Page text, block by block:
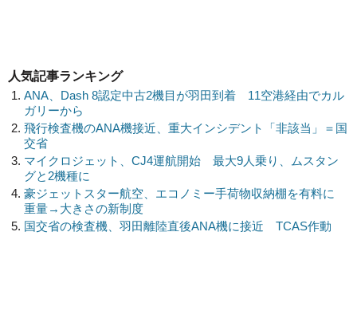
人気記事ランキング
ANA、Dash 8認定中古2機目が羽田到着 11空港経由でカル
ガリーから
飛行検査機のANA機接近、重大インシデント「非該当」＝国
交省
マイクロジェット、CJ4運航開始 最大9人乗り、ムスタン
グと2機種に
豪ジェットスター航空、エコノミー手荷物収納棚を有料に
重量→大きさの新制度
国交省の検査機、羽田離陸直後ANA機に接近 TCAS作動